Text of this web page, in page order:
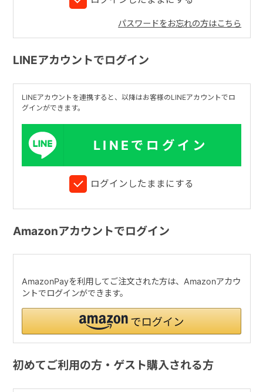
パスワードをお忘れの方はこちら
LINEアカウントでログイン
LINEアカウントを連携すると、以降はお客様のLINEアカウントでロ
グインができます。
LINEでログイン
ログインしたままにする
Amazonアカウントでログイン
AmazonPayを利用してご注文された方は、Amazonアカウ
ントでログインができます。
初めてご利用の方・ゲスト購入される方